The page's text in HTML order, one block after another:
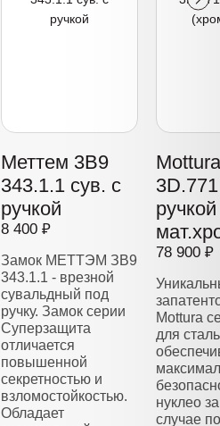
Меттем 3В9
343.1.1 сув. с
ручкой
8 400 ₽
Замок МЕТТЭМ ЗВ9
343.1.1 - врезной
сувальдный под
ручку. Замок серии
Суперзащита
отличается
повышенной
секретностью и
взломостойкостью.
Обладает
78 900 ₽
Mottura
для
нуклео
случае